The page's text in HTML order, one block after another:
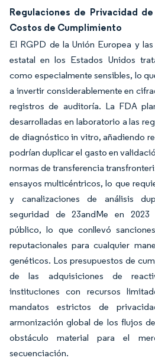
Regulaciones de Privacidad
Costos de Cumplimiento
El RGPD de la Unión Europea y
estatal en los Estados Unidos
como especialmente sensibles, lo
a invertir considerablemente en
registros de auditoría. La FDA
desarrolladas en laboratorio a las
de diagnóstico in vitro, añadiendo
podrían duplicar el gasto en
normas de transferencia
ensayos multicéntricos, lo que
y canalizaciones de análisis
seguridad de 23andMe en
público, lo que conllevó
reputacionales para cualquier
genéticos. Los presupuestos de
de las adquisiciones de
instituciones con recursos
mandatos estrictos de
armonización global de los flujos
obstáculo material para el
secuenciación.